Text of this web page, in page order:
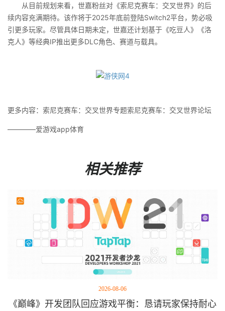
从目前规划来看，世嘉粉丝对《索尼克赛车：交叉世界》的后
续内容充满期待。该作将于2025年底前登陆Switch2平台，势必吸
引更多玩家。尽管具体日期未定，世嘉还计划基于《吃豆人》《洛
克人》等经典IP推出更多DLC角色、赛道与载具。
更多内容：索尼克赛车：交叉世界专题索尼克赛车：交叉世界论坛
————爱游戏app体育
相关推荐
2026-08-06
《巅峰》开发团队回应游戏平衡：恳请玩家保持耐心